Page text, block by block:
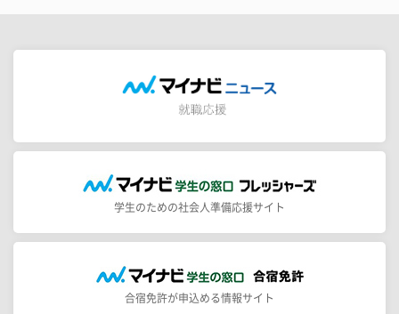
学生のための社会人準備応援サイト
合宿免許が申込める情報サイト